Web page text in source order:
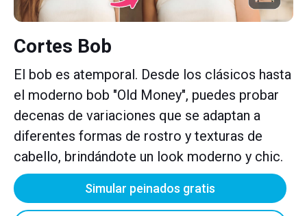
Cortes Bob
El bob es atemporal. Desde los clásicos hasta
el moderno bob "Old Money", puedes probar
decenas de variaciones que se adaptan a
diferentes formas de rostro y texturas de
cabello, brindándote un look moderno y chic.
Simular peinados gratis